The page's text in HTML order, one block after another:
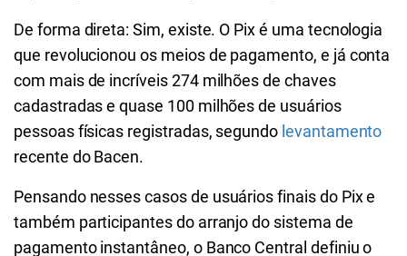
De forma direta: Sim, existe. O Pix é uma tecnologia
que revolucionou os meios de pagamento, e já conta
com mais de incríveis 274 milhões de chaves
cadastradas e quase 100 milhões de usuários
pessoas físicas registradas, segundo levantamento
recente do Bacen.
Pensando nesses casos de usuários finais do Pix e
também participantes do arranjo do sistema de
pagamento instantâneo, o Banco Central definiu o